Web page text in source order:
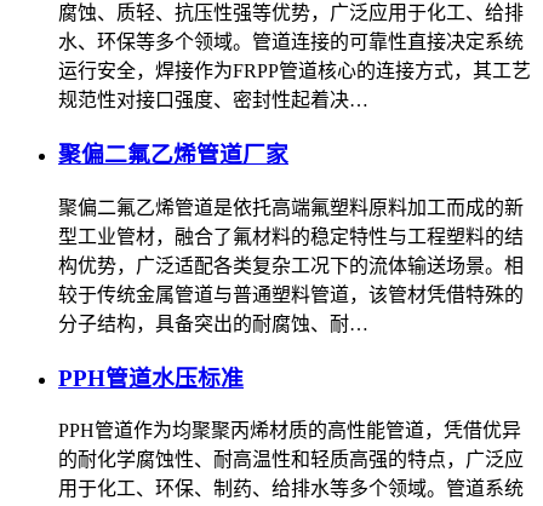
腐蚀、质轻、抗压性强等优势，广泛应用于化工、给排
水、环保等多个领域。管道连接的可靠性直接决定系统
运行安全，焊接作为FRPP管道核心的连接方式，其工艺
规范性对接口强度、密封性起着决…
聚偏二氟乙烯管道厂家
聚偏二氟乙烯管道是依托高端氟塑料原料加工而成的新
型工业管材，融合了氟材料的稳定特性与工程塑料的结
构优势，广泛适配各类复杂工况下的流体输送场景。相
较于传统金属管道与普通塑料管道，该管材凭借特殊的
分子结构，具备突出的耐腐蚀、耐…
PPH管道水压标准
PPH管道作为均聚聚丙烯材质的高性能管道，凭借优异
的耐化学腐蚀性、耐高温性和轻质高强的特点，广泛应
用于化工、环保、制药、给排水等多个领域。管道系统